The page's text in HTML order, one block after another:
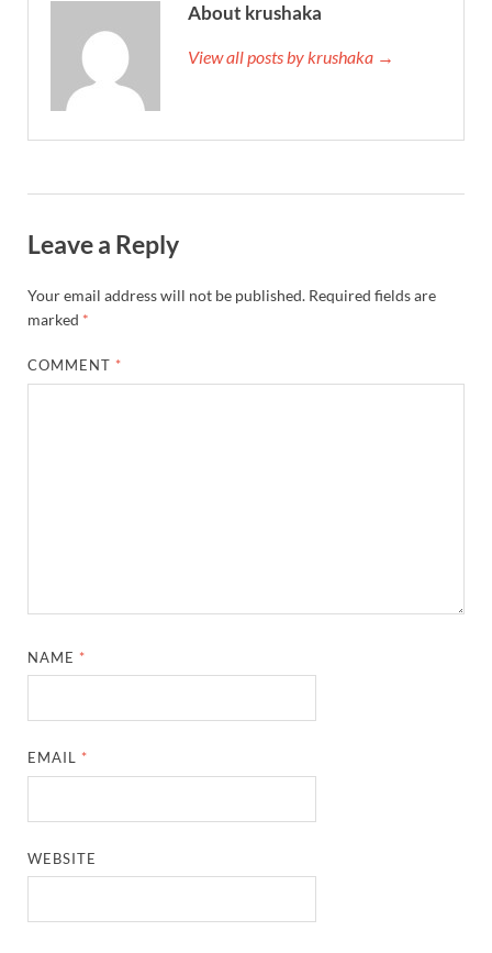
About krushaka
View all posts by krushaka →
Leave a Reply
Your email address will not be published. Required fields are
marked *
COMMENT *
NAME *
EMAIL *
WEBSITE